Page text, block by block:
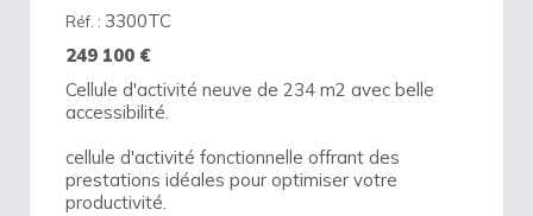
Réf. : 3300TC
249 100 €
Cellule d'activité neuve de 234 m2 avec belle
accessibilité.
cellule d'activité fonctionnelle offrant des
prestations idéales pour optimiser votre
productivité.